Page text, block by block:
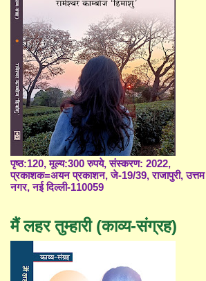
पृष्ठ:120, मूल्य:300 रुपये, संस्करण: 2022,
प्रकाशक=अयन प्रकाशन, जे-19/39, राजापुरी, उत्तम
नगर, नई दिल्ली-110059
मैं लहर तुम्हारी (काव्य-संग्रह)